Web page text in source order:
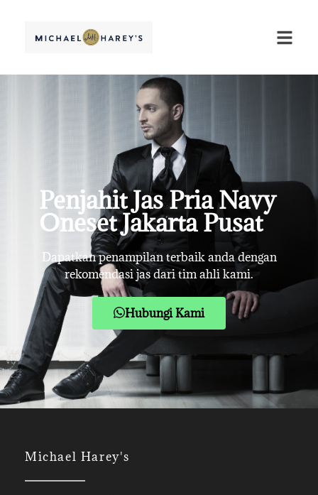
Penjahit Jas Pria Navy
Oneset Jakarta Pusat
Dapatkan penampilan terbaik anda dengan
rekomendasi jas dari tim ahli kami.
Hubungi Kami
Michael Harey's